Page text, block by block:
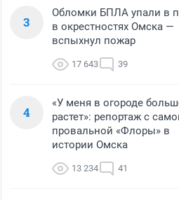
3
Обломки БПЛА упали в
в окрестностях Омска —
вспыхнул пожар
17 643 39
4
«У меня в огороде
растет»: репортаж с
провальной «Флоры» в
истории Омска
13 234 41